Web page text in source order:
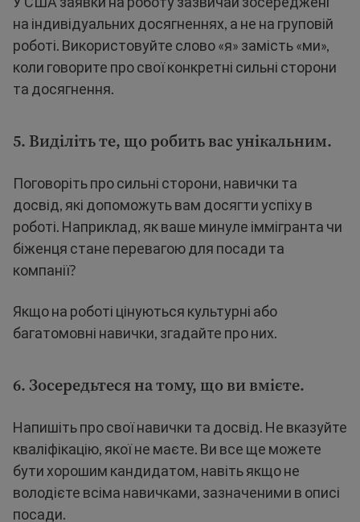
на індивідуальних досягненнях, а не на груповій
роботі. Використовуйте слово «я» замість «ми»,
коли говорите про свої конкретні сильні сторони
та досягнення.
5. Виділіть те, що робить вас унікальним.
Поговоріть про сильні сторони, навички та
досвід, які допоможуть вам досягти успіху в
роботі. Наприклад, як ваше минуле іммігранта чи
біженця стане перевагою для посади та
компанії?
Якщо на роботі цінуються культурні або
багатомовні навички, згадайте про них.
6. Зосередьтеся на тому, що ви вмієте.
Напишіть про свої навички та досвід. Не вказуйте
кваліфікацію, якої не маєте. Ви все ще можете
бути хорошим кандидатом, навіть якщо не
володієте всіма навичками, зазначеними в описі
посади.